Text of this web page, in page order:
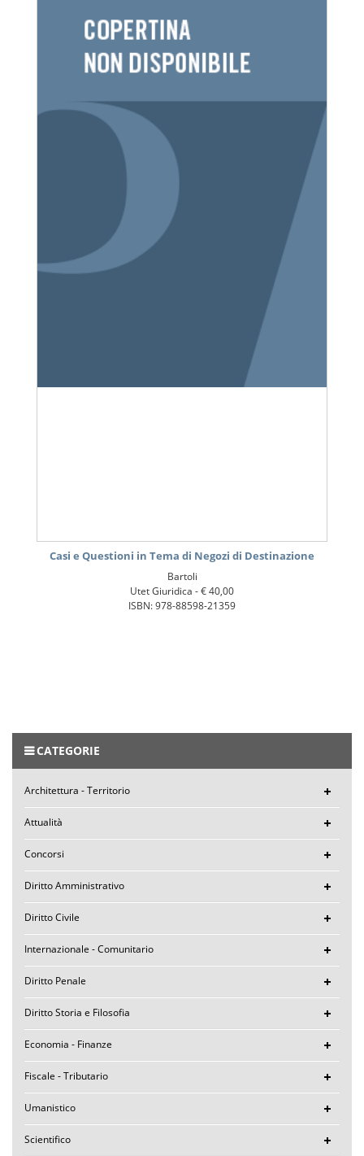
Casi e Questioni in Tema di Negozi di Destinazione
Bartoli
Utet Giuridica -€ 40,00
ISBN: 978-88598-21359
CATEGORIE
Architettura - Territorio
Attualità
Concorsi
Diritto Amministrativo
Diritto Civile
Internazionale - Comunitario
Diritto Penale
Diritto Storia e Filosofia
Economia - Finanze
Fiscale - Tributario
Umanistico
Scientifico